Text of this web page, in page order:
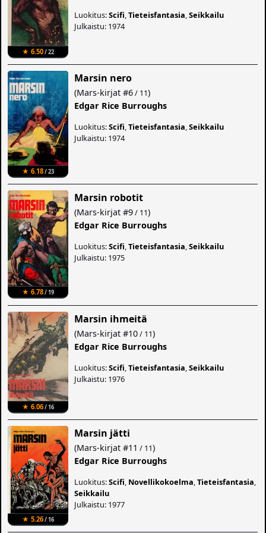
★ 6.50/ 22
Luokitus:Scifi ,Tieteisfantasia ,Seikkailu
Julkaistu: 1974
★ 6.18/ 23
Marsin nero
(Mars-kirjat #6/ 11)
Edgar Rice Burroughs
Luokitus:Scifi ,Tieteisfantasia ,Seikkailu
Julkaistu: 1974
★ 6.78/ 19
Marsin robotit
(Mars-kirjat #9/ 11)
Edgar Rice Burroughs
Luokitus:Scifi ,Tieteisfantasia ,Seikkailu
Julkaistu: 1975
★ 6.06/ 16
Marsin ihmeitä
(Mars-kirjat #10/ 11)
Edgar Rice Burroughs
Luokitus:Scifi ,Tieteisfantasia ,Seikkailu
Julkaistu: 1976
★ 5.26/ 16
Marsin jätti
(Mars-kirjat #11 / 11)
Edgar Rice Burroughs
Luokitus:Scifi Novellikokoelma ,Tieteisfantasia
Seikkailu
Julkaistu: 1977